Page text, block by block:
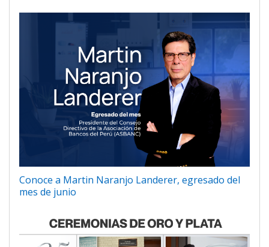
Conoce a Martin Naranjo Landerer, egresado del
mes de junio